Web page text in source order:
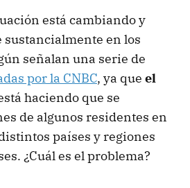
está cambiando y
en los
señalan una serie de
por la CNBC, ya que el
haciendo que se
de algunos residentes en
países y regiones
¿Cuál es el problema?